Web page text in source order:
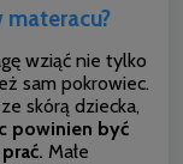
wziąć nie tylko
sam pokrowiec.
skórą dziecka,
powinien być
Małe